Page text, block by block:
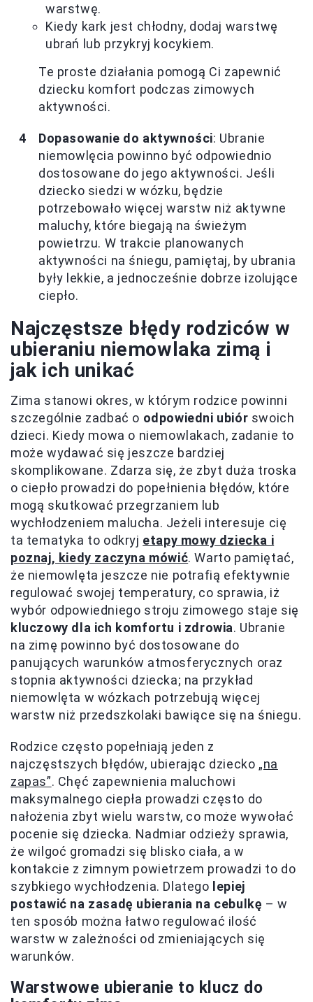
warstwę.
Kiedy kark jest chłodny, dodaj warstwę
ubrań lub przykryj kocykiem.
Te proste działania pomogą Ci zapewnić
dziecku komfort podczas zimowych
aktywności.
Dopasowanie do aktywności: Ubranie
niemowlęcia powinno być odpowiednio
dostosowane do jego aktywności. Jeśli
dziecko siedzi w wózku, będzie
potrzebowało więcej warstw niż aktywne
maluchy, które biegają na świeżym
powietrzu. W trakcie planowanych
aktywności na śniegu, pamiętaj, by ubrania
były lekkie, a jednocześnie dobrze izolujące
ciepło.
Najczęstsze błędy rodziców w
ubieraniu niemowlaka zimą i
jak ich unikać
Zima stanowi okres, w którym rodzice powinni
szczególnie zadbać o odpowiedni ubiór swoich
dzieci. Kiedy mowa o niemowlakach, zadanie to
może wydawać się jeszcze bardziej
skomplikowane. Zdarza się, że zbyt duża troska
o ciepło prowadzi do popełnienia błędów, które
mogą skutkować przegrzaniem lub
wychłodzeniem malucha. Jeżeli interesuje cię
ta tematyka to odkryj etapy mowy dziecka i
poznaj, kiedy zaczyna mówić. Warto pamiętać,
że niemowlęta jeszcze nie potrafią efektywnie
regulować swojej temperatury, co sprawia, iż
wybór odpowiedniego stroju zimowego staje się
kluczowy dla ich komfortu i zdrowia. Ubranie
na zimę powinno być dostosowane do
panujących warunków atmosferycznych oraz
stopnia aktywności dziecka; na przykład
niemowlęta w wózkach potrzebują więcej
warstw niż przedszkolaki bawiące się na śniegu.
Rodzice często popełniają jeden z
najczęstszych błędów, ubierając dziecko „na
zapas”. Chęć zapewnienia maluchowi
maksymalnego ciepła prowadzi często do
nałożenia zbyt wielu warstw, co może wywołać
pocenie się dziecka. Nadmiar odzieży sprawia,
że wilgoć gromadzi się blisko ciała, a w
kontakcie z zimnym powietrzem prowadzi to do
szybkiego wychłodzenia. Dlatego lepiej
postawić na zasadę ubierania na cebulkę – w
ten sposób można łatwo regulować ilość
warstw w zależności od zmieniających się
warunków.
Warstwowe ubieranie to klucz do